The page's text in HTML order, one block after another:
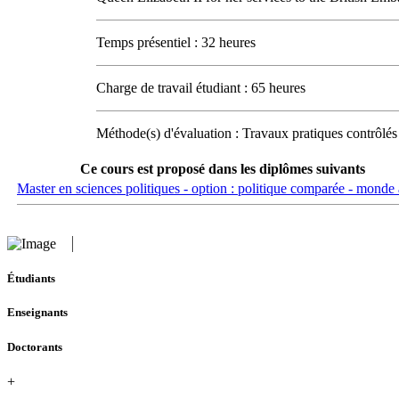
Temps présentiel : 32 heures
Charge de travail étudiant : 65 heures
Méthode(s) d'évaluation : Travaux pratiques contrôlés
Ce cours est proposé dans les diplômes suivants
Master en sciences politiques - option : politique comparée - monde
Étudiants
Enseignants
Doctorants
+